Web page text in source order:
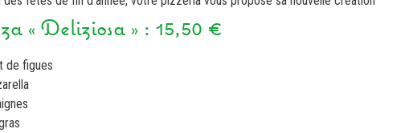
« Deliziosa » : 15,50 €
de figues